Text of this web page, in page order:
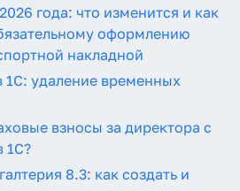
года: что изменится и как
оформлению
накладной
1С: удаление временных
взносы за директора с
1С?
8.3: как создать и